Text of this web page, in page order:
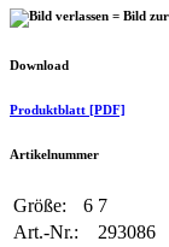
Download
Produktblatt [PDF]
Artikelnummer
Größe: 6 7
Art.-Nr.:
293086